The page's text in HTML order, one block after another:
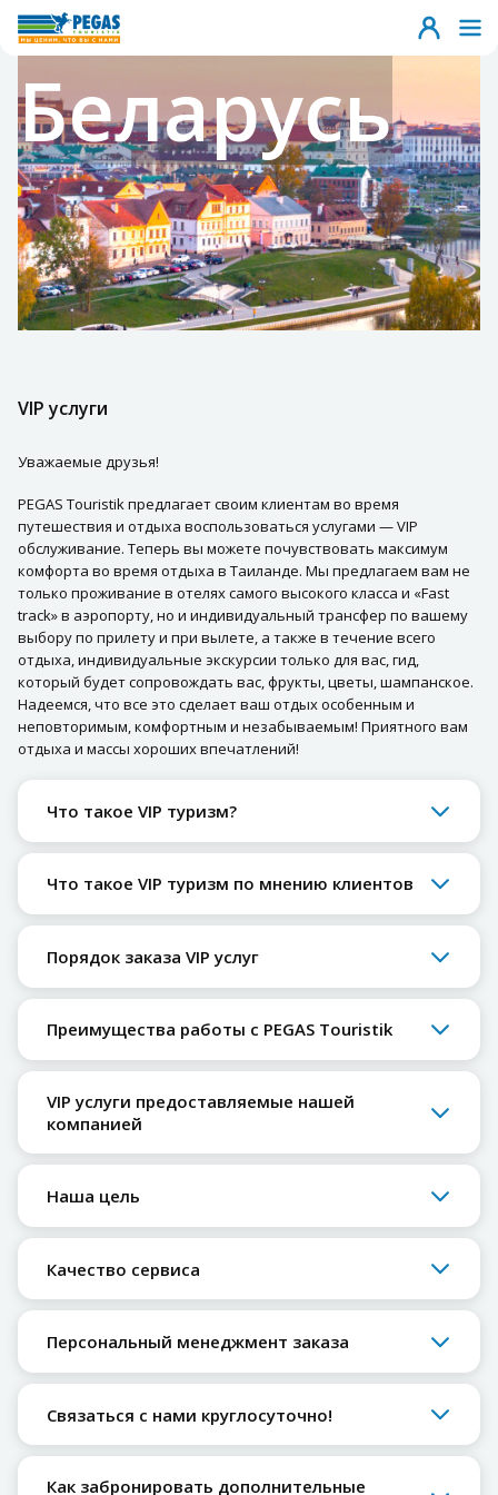
Беларусь
VIP услуги
Уважаемые друзья!
PEGAS Touristik предлагает своим клиентам во время
путешествия и отдыха воспользоваться услугами — VIP
обслуживание. Теперь вы можете почувствовать максимум
комфорта во время отдыха в Таиланде. Мы предлагаем вам не
только проживание в отелях самого высокого класса и «Fast
track» в аэропорту, но и индивидуальный трансфер по вашему
выбору по прилету и при вылете, а также в течение всего
отдыха, индивидуальные экскурсии только для вас, гид,
который будет сопровождать вас, фрукты, цветы, шампанское.
Надеемся, что все это сделает ваш отдых особенным и
неповторимым, комфортным и незабываемым! Приятного вам
отдыха и массы хороших впечатлений!
Что такое VIP туризм?
Что такое VIP туризм по мнению клиентов
Порядок заказа VIP услуг
Преимущества работы с PEGAS Touristik
VIP услуги предоставляемые нашей
компанией
Наша цель
Качество сервиса
Персональный менеджмент заказа
Связаться с нами круглосуточно!
Как забронировать дополнительные